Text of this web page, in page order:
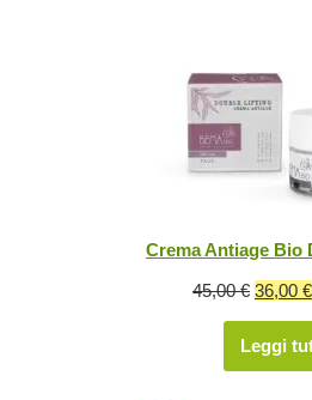
Crema Antiage Bio
45,00€ Il
prezzo
36,00 €
Leggi